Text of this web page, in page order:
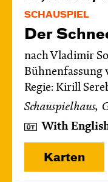
SCHAUSPIEL
Der
nach Vladimir
Bühnenfassung
Regie: Kirill
Schauspielhaus,
With
Karten